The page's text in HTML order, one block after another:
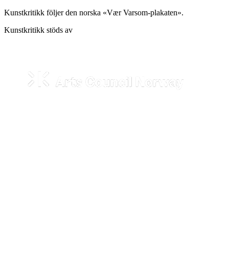
Kunstkritikk följer den norska «Vær Varsom-plakaten».
Kunstkritikk stöds av